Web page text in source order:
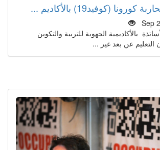
(كوفيد19) بالأكاديم ...
بالأكاديمية الجهوية للتربية والتكوين
عن بعد غير ...